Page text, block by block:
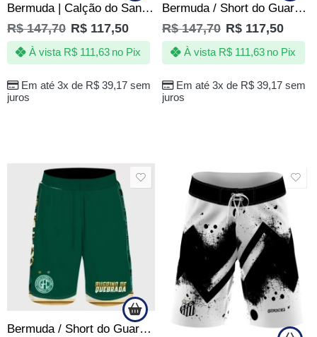
Bermuda | Calção do Santos sempre Santos – Jotaz – Produto Oficial – Masculino
R$147,70 R$ 117,50
Em até 3x de R$39,17sem
juros
À vista R$111,63 no Pix
Bermuda / Short do Guarani Torcedor Bugrino de Quebrada
R$147,70 R$ 117,50
Em até 3x de R$39,17sem
juros
À vista R$111,63 no Pix
Bermuda / Short do Guarani Torcedor Bugrinho de Quebrada
SALE